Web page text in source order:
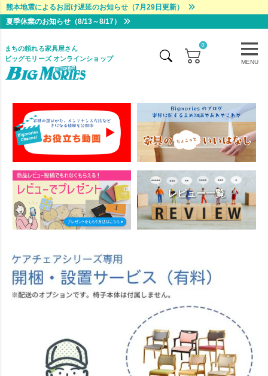
熊本地震によるお届け遅延のお知らせ（7月29日更新）
夏季休業のお知らせ（8/13～8/17）
MENU
まちの頼れる家具屋さん
ビッグモリーズ オンラインショップ
0
レビュー一覧